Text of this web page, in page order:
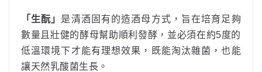
「生酛」 是清酒固有的造酒母方式，旨在培育足夠
數量且壯健的酵母幫助順利發酵，並必須在約5度的
低溫環境下才能有理想效果，既能淘汰雜菌，也能
讓天然乳酸菌生長。